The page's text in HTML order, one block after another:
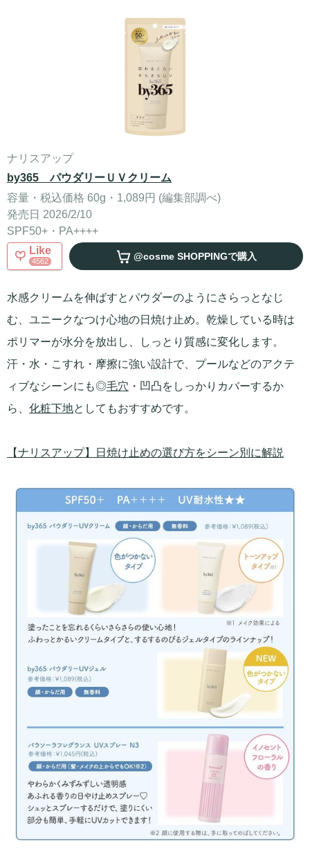
ナリスアップ
by365 パウダリーＵＶクリーム
容量・税込価格 60g・1,089円 (編集部調べ)
発売日 2026/2/10
SPF50+・PA++++
Like
4562 @cosme SHOPPINGで購入
水感クリームを伸ばすとパウダーのようにさらっとなじ
む、ユニークなつけ心地の日焼け止め。乾燥している時は
ポリマーが水分を放出し、しっとり質感に変化します。
汗・水・こすれ・摩擦に強い設計で、プールなどのアクテ
ィブなシーンにも◎毛穴 ・凹凸をしっかりカバーするか
ら、 化粧下地としてもおすすめです。
【ナリスアップ】日焼け止めの選び方をシーン別に解説